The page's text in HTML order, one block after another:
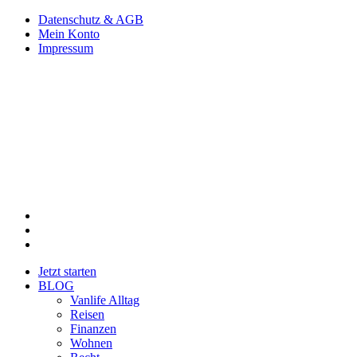
Datenschutz & AGB
Mein Konto
Impressum
Jetzt starten
BLOG
Vanlife Alltag
Reisen
Finanzen
Wohnen